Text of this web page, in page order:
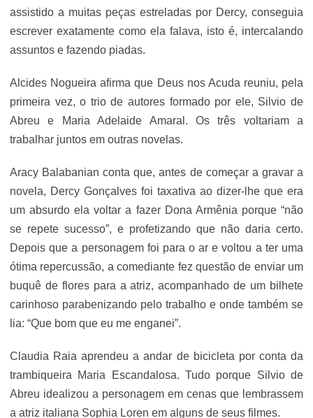
assistido a muitas peças estreladas por Dercy, conseguia
escrever exatamente como ela falava, isto é, intercalando
assuntos e fazendo piadas.
Alcides Nogueira afirma que Deus nos Acuda reuniu, pela
primeira vez, o trio de autores formado por ele, Silvio de
Abreu e Maria Adelaide Amaral. Os três voltariam a
trabalhar juntos em outras novelas.
Aracy Balabanian conta que, antes de começar a gravar a
novela, Dercy Gonçalves foi taxativa ao dizer-lhe que era
um absurdo ela voltar a fazer Dona Armênia porque “não
se repete sucesso”, e profetizando que não daria certo.
Depois que a personagem foi para o ar e voltou a ter uma
ótima repercussão, a comediante fez questão de enviar um
buquê de flores para a atriz, acompanhado de um bilhete
carinhoso parabenizando pelo trabalho e onde também se
lia: “Que bom que eu me enganei”.
Claudia Raia aprendeu a andar de bicicleta por conta da
trambiqueira Maria Escandalosa. Tudo porque Silvio de
Abreu idealizou a personagem em cenas que lembrassem
a atriz italiana Sophia Loren em alguns de seus filmes.